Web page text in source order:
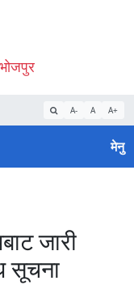
A- A A+
मेनु
जारी
सूचना